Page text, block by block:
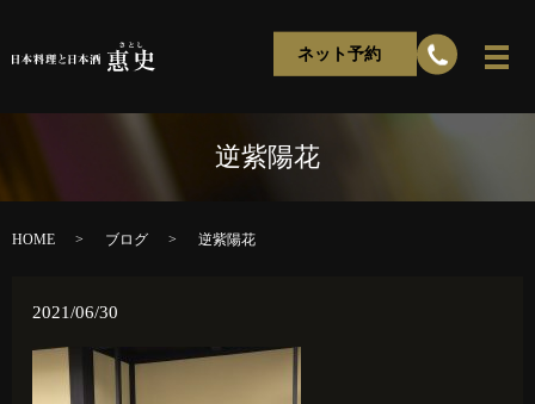
ネット予約
逆紫陽花
HOME ブログ 逆紫陽花
2021/06/30